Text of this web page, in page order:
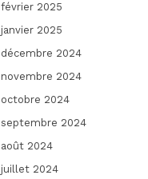
février 2025
janvier 2025
décembre 2024
novembre 2024
octobre 2024
septembre 2024
août 2024
juillet 2024